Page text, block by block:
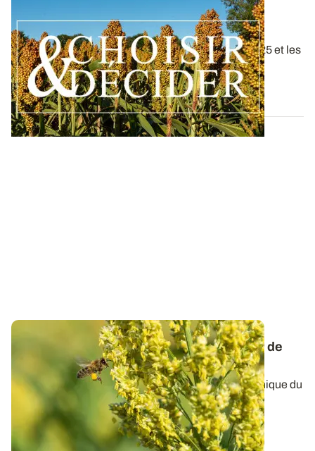
Conduite du sorgho : téléchargez nos
préconisations pour la campagne 2026
Retrouvez la compilation des résultats d’essais 2025 et les
recommandations pour cultiver...
30 MARS 2026
Sorgho grain : soigner la préparation du lit de
semence et la qualité du semis
L’implantation est une étape clé de l’itinéraire technique du
sorgho. Dates de semis...
29 AVR. 2023